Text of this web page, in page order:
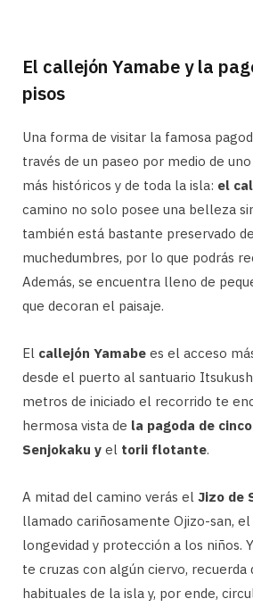
El callejón Yamabe y la
pisos
Una forma de visitar la famosa
través de un paseo por medio de
más históricos y de toda la isla: el
camino no solo posee una belleza
también está bastante preservado
muchedumbres, por lo que podrás
Además, se encuentra lleno de
que decoran el paisaje.
El callejón Yamabe es el acceso
desde el puerto al santuario
metros de iniciado el recorrido te
hermosa vista de la pagoda de
Senjokaku y el torii flotante.
A mitad del camino verás el Jizo de
llamado cariñosamente Ojizo-san,
longevidad y protección a los niños.
te cruzas con algún ciervo, recuerda
habituales de la isla y, por ende,